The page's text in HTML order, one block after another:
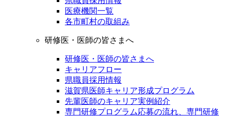
医療機関一覧
各市町村の取組み
研修医・医師の皆さまへ
研修医・医師の皆さまへ
キャリアフロー
県職員採用情報
滋賀県医師キャリア形成プログラム
先輩医師のキャリア実例紹介
専門研修プログラム応募の流れ、専門研修